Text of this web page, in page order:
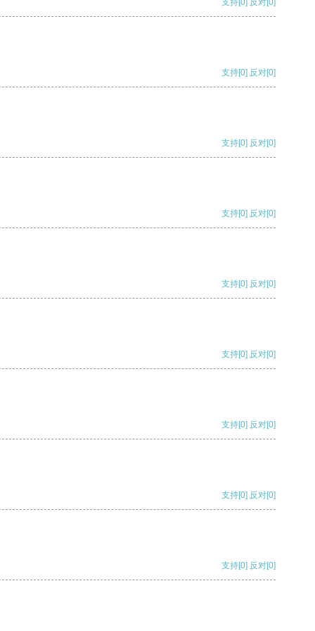
支持 [0] 反对 [0]
支持[0] 反对[0]
支持[0] 反对[0]
支持[0] 反对[0]
支持[0] 反对[0]
支持[0] 反对[0]
支持[0] 反对[0]
支持[0] 反对[0]
支持[0] 反对[0]